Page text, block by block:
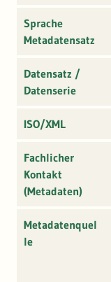
Sprache
Metadatensatz
Datensatz /
Datenserie
ISO/XML
Fachlicher
Kontakt
(Metadaten)
Metadatenquel
le